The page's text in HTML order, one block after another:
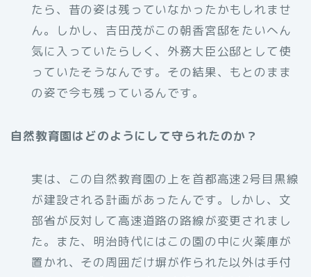
たら、昔の姿は残っていなかったかもしれませ
ん。しかし、吉田茂がこの朝香宮邸をたいへん
気に入っていたらしく、外務大臣公邸として使
っていたそうなんです。その結果、もとのまま
の姿で今も残っているんです。
自然教育園はどのようにして守られたのか？
実は、この自然教育園の上を首都高速2号目黒線
が建設される計画があったんです。しかし、文
部省が反対して高速道路の路線が変更されまし
た。また、明治時代にはこの園の中に火薬庫が
置かれ、その周囲だけ塀が作られた以外は手付